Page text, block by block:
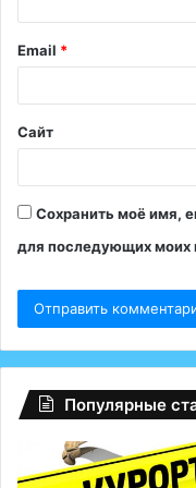
й
*
Email *
Сайт
Сохранить моё имя,
для последующих моих
Популярные
Регионам
разрешили